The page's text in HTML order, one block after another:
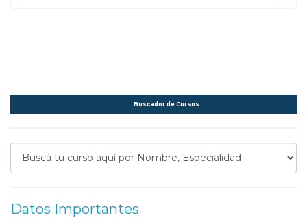
Buscador de Cursos
Datos Importantes